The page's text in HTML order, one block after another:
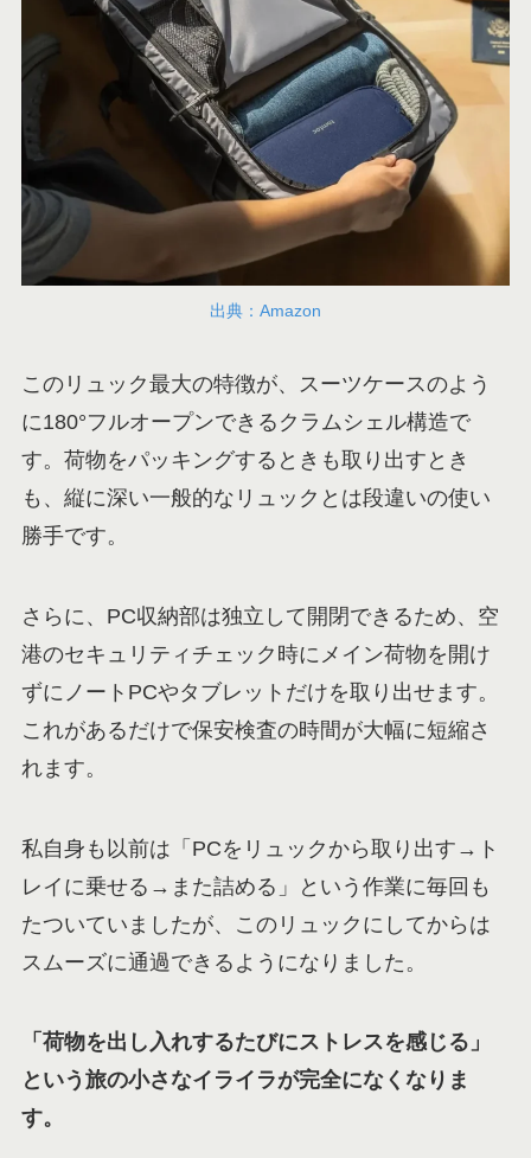
出典：Amazon
このリュック最大の特徴が、スーツケースのよう
に180°フルオープンできるクラムシェル構造で
す。荷物をパッキングするときも取り出すとき
も、縦に深い一般的なリュックとは段違いの使い
勝手です。
さらに、PC収納部は独立して開閉できるため、空
港のセキュリティチェック時にメイン荷物を開け
ずにノートPCやタブレットだけを取り出せます。
これがあるだけで保安検査の時間が大幅に短縮さ
れます。
私自身も以前は「PCをリュックから取り出す→ト
レイに乗せる→また詰める」という作業に毎回も
たついていましたが、このリュックにしてからは
スムーズに通過できるようになりました。
「荷物を出し入れするたびにストレスを感じる」
という旅の小さなイライラが完全になくなりま
す。